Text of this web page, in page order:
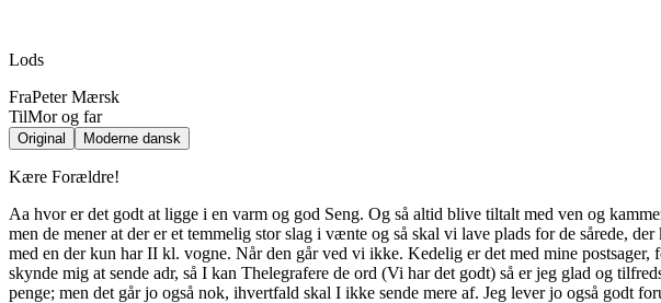
Lods
FraPeter Mærsk
TilMor og far
Original Moderne dansk
Kære Forældre!
Aa hvor er det godt at ligge i en varm og god Seng. Og så altid blive tiltalt med ven og
men de mener at der er et temmelig stor slag i vænte og så skal vi lave plads for de sårede,
med en der kun har II kl. vogne. Når den går ved vi ikke. Kedelig er det med mine
skynde mig at sende adr, så I kan Thelegrafere de ord (Vi har det godt) så er jeg glad og
penge; men det går jo også nok, ihvertfald skal I ikke sende mere af. Jeg lever jo også godt